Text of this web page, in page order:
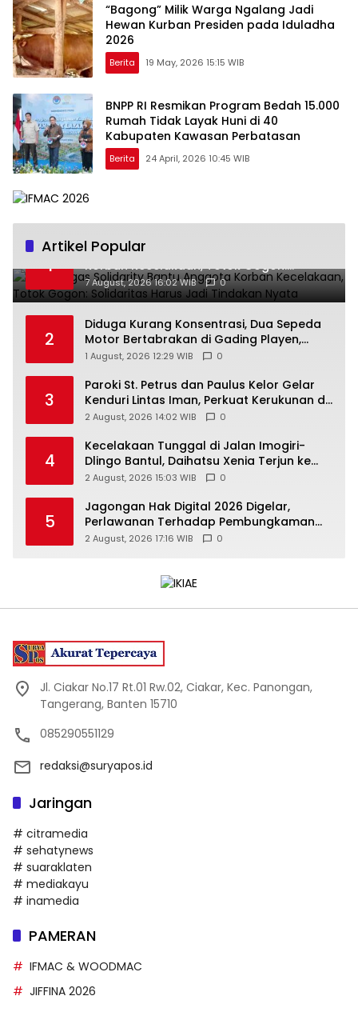
“Bagong” Milik Warga Ngalang Jadi
Hewan Kurban Presiden pada Iduladha
2026
Berita 19 May, 2026 15:15 WIB
BNPP RI Resmikan Program Bedah 15.000
Rumah Tidak Layak Huni di 40
Kabupaten Kawasan Perbatasan
Berita 24 April, 2026 10:45 WIB
Artikel Popular
1
Ra’Nggagas Solidarity Bantu Anggota
Korban Kecelakaan, Totok Gogon:
Solidaritas Harus Jadi Tindakan Nyata
7 August, 2026 16:02 WIB 0
2
Diduga Kurang Konsentrasi, Dua Sepeda
Motor Bertabrakan di Gading Playen,
Mahasiswi Meninggal
1 August, 2026 12:29 WIB 0
3
Paroki St. Petrus dan Paulus Kelor Gelar
Kenduri Lintas Iman, Perkuat Kerukunan di
Gunungkidul
2 August, 2026 14:02 WIB 0
4
Kecelakaan Tunggal di Jalan Imogiri-
Dlingo Bantul, Daihatsu Xenia Terjun ke
Jurang
2 August, 2026 15:03 WIB 0
5
Jagongan Hak Digital 2026 Digelar,
Perlawanan Terhadap Pembungkaman
Media Digital
2 August, 2026 17:16 WIB 0
Jl. Ciakar No.17 Rt.01 Rw.02, Ciakar, Kec. Panongan,
Tangerang, Banten 15710
085290551129
redaksi@suryapos.id
Jaringan
# citramedia
# sehatynews
# suaraklaten
# mediakayu
# inamedia
PAMERAN
IFMAC & WOODMAC
JIFFINA 2026